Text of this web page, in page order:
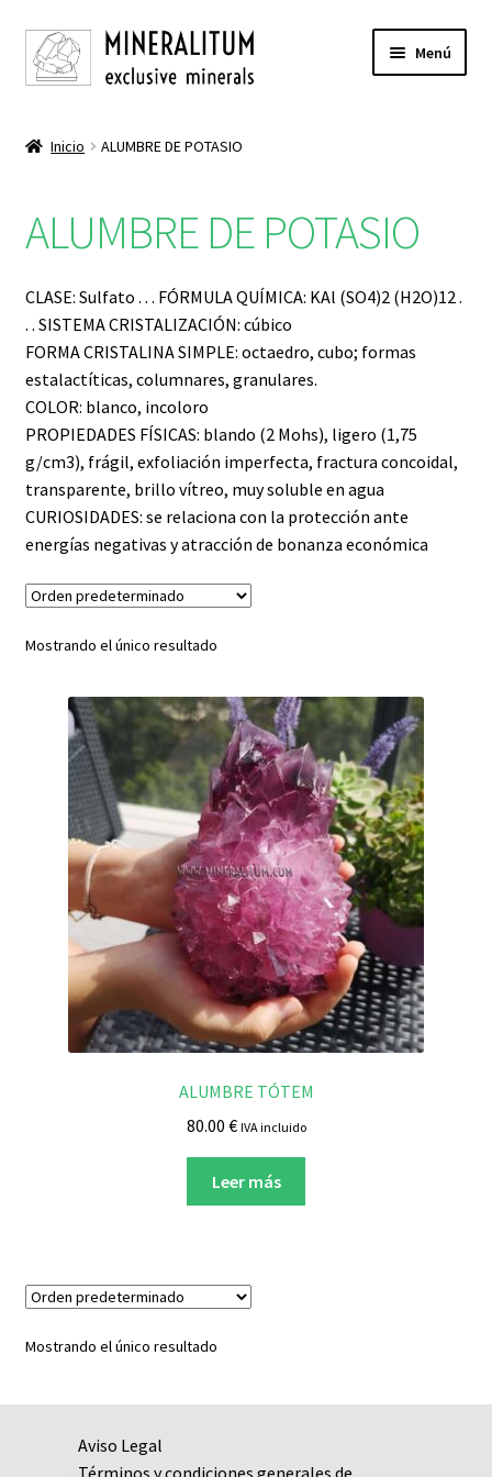
al
Menú
ALUMBRE DE POTASIO
AMATISTA
AMAZONITA
ANTIMONITA
APATITO
ARAGONITO
AZUFRE
BARITA
BERILO
CALCANTITA
CALCITA
CELESTINA
CIANITA
CORNALINA
HEMATITES
JASPE
MALAQUITA
Inicio ALUMBRE DE POTASIO
ALUMBRE DE POTASIO
CLASE: Sulfato . . . FÓRMULA QUÍMICA: KAl (SO4)2 (H2O)12 .
. . SISTEMA CRISTALIZACIÓN: cúbico
FORMA CRISTALINA SIMPLE: octaedro, cubo; formas
estalactíticas, columnares, granulares.
COLOR: blanco, incoloro
PROPIEDADES FÍSICAS: blando (2 Mohs), ligero (1,75
g/cm3), frágil, exfoliación imperfecta, fractura concoidal,
transparente, brillo vítreo, muy soluble en agua
CURIOSIDADES: se relaciona con la protección ante
energías negativas y atracción de bonanza económica
Mostrando el único resultado
ALUMBRE TÓTEM
80.00 € IVA incluido
Leer más
Mostrando el único resultado
Aviso Legal